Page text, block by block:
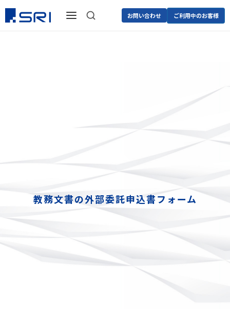
お問い合わせ ご利用中のお客様
教務文書の外部委託申込書フォーム